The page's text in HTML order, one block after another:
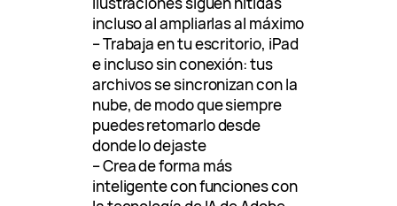
incluso al ampliarlas al máximo
– Trabaja en tu escritorio, iPad
e incluso sin conexión: tus
archivos se sincronizan con la
nube, de modo que siempre
puedes retomarlo desde
donde lo dejaste
– Crea de forma más
inteligente con funciones con